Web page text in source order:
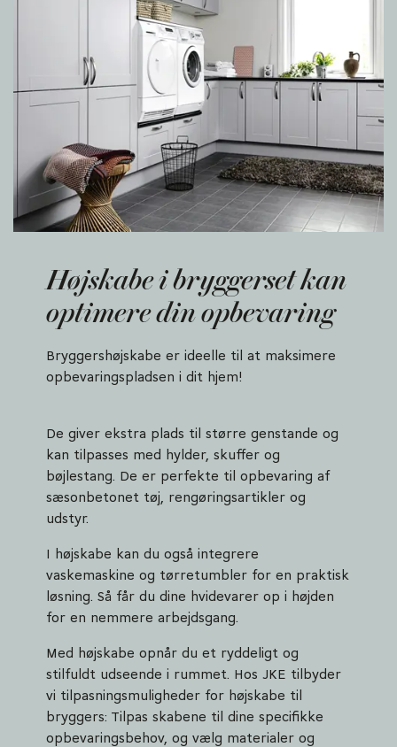
Højskabe i bryggerset kan
optimere din opbevaring
Bryggershøjskabe er ideelle til at maksimere
opbevaringspladsen i dit hjem!
De giver ekstra plads til større genstande og
kan tilpasses med hylder, skuffer og
bøjlestang. De er perfekte til opbevaring af
sæsonbetonet tøj, rengøringsartikler og
udstyr.
I højskabe kan du også integrere
vaskemaskine og tørretumbler for en praktisk
løsning. Så får du dine hvidevarer op i højden
for en nemmere arbejdsgang.
Med højskabe opnår du et ryddeligt og
stilfuldt udseende i rummet. Hos JKE tilbyder
vi tilpasningsmuligheder for højskabe til
bryggers: Tilpas skabene til dine specifikke
opbevaringsbehov, og vælg materialer og